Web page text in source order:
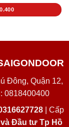
Đông, Quận 12,
0818400400
| Cấp
Đầu tư Tp Hồ